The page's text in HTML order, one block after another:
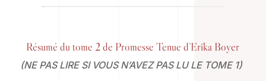
Résumé du tome 2 de Promesse Tenue d’Erika Boyer
(NE PAS LIRE SI VOUS N’AVEZ PAS LU LE TOME 1)